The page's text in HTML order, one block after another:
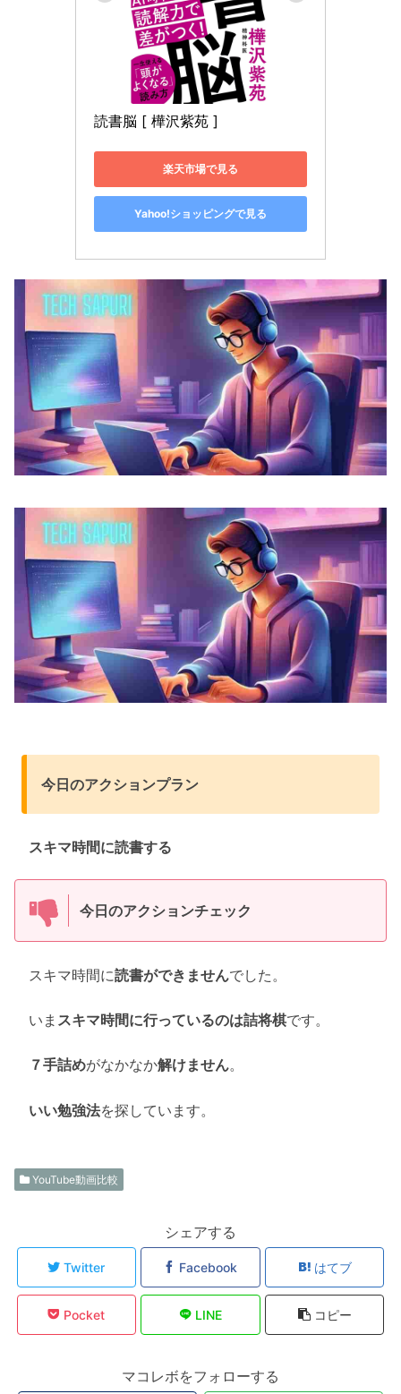
読書脳 [ 樺沢紫苑 ]
楽天市場で見る
Yahoo!ショッピングで見る
今日のアクションプラン
スキマ時間に読書する
今日のアクションチェック
スキマ時間に読書ができませんでした。
いま スキマ時間に行っているのは詰将棋です。
７手詰めがなかなか解けません。
いい勉強法を探しています。
YouTube動画比較
シェアする
Twitter Facebook はてブ
Pocket LINE コピー
マコレボをフォローする